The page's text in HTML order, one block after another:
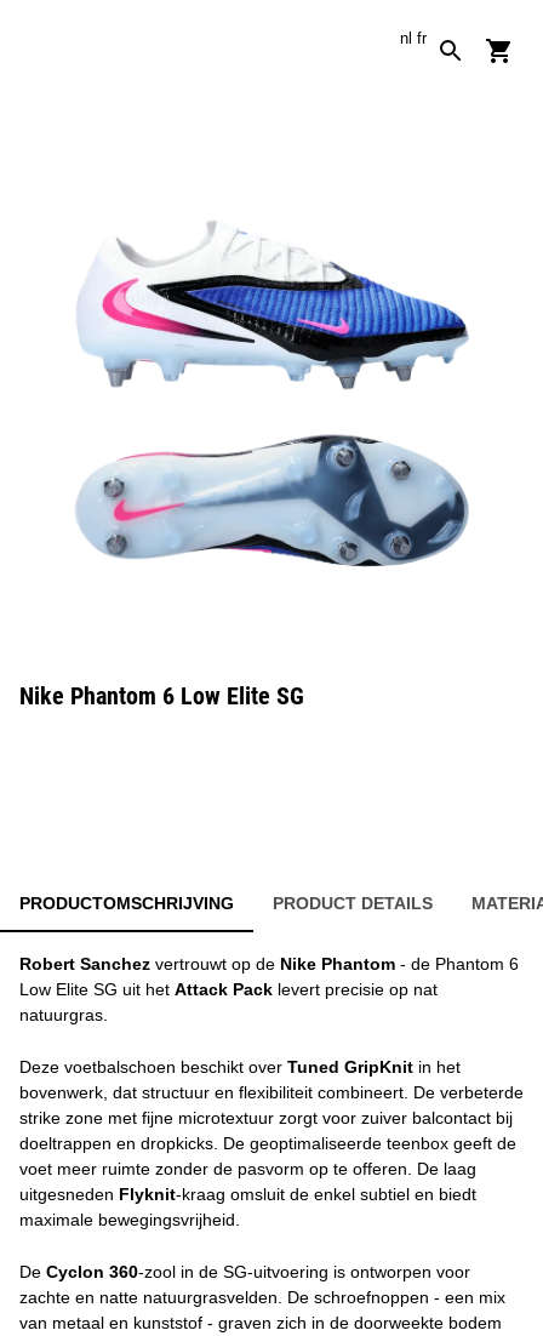
nl fr
Nike Phantom 6 Low Elite SG
PRODUCTOMSCHRIJVING PRODUCT DETAILS
Robert Sanchez vertrouwt op de Nike Phantom - de Phantom 6
Low Elite SG uit het Attack Pack levert precisie op nat
natuurgras.
Deze voetbalschoen beschikt over Tuned GripKnit in het
bovenwerk, dat structuur en flexibiliteit combineert. De verbeterde
strike zone met fijne microtextuur zorgt voor zuiver balcontact bij
doeltrappen en dropkicks. De geoptimaliseerde teenbox geeft de
voet meer ruimte zonder de pasvorm op te offeren. De laag
uitgesneden Flyknit-kraag omsluit de enkel subtiel en biedt
maximale bewegingsvrijheid.
De Cyclon 360-zool in de SG-uitvoering is ontworpen voor
zachte en natte natuurgrasvelden. De schroefnoppen - een mix
van metaal en kunststof - graven zich in de doorweekte bodem